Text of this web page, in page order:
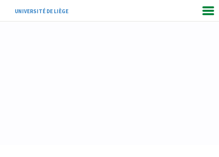
UNIVERSITÉ DE LIÈGE